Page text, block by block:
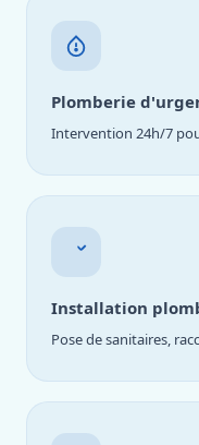
Plomberie
Intervention 24h/7
Installation
Pose de sanitaires,